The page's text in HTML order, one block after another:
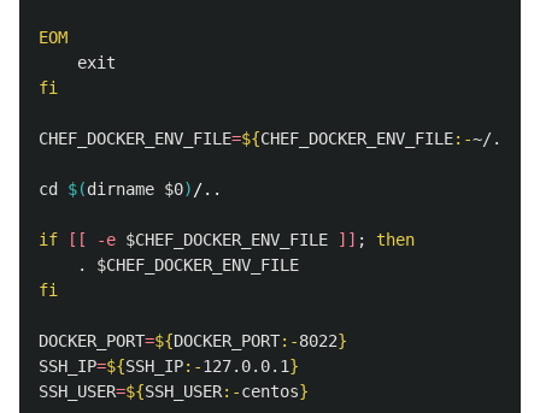
fi
CHEF_DOCKER_ENV_FILE=${CHEF_DOCKER_ENV_FILE:-~/
cd $(dirname $0) /..
if [[ -e $CHEF_DOCKER_ENV_FILE ]] ;
then
.
$CHEF_DOCKER_ENV_FILE
fi
DOCKER_PORT=${DOCKER_PORT:-8022}
SSH_IP=${SSH_IP:-127.0.0.1}
SSH_USER=${SSH_USER:-centos}